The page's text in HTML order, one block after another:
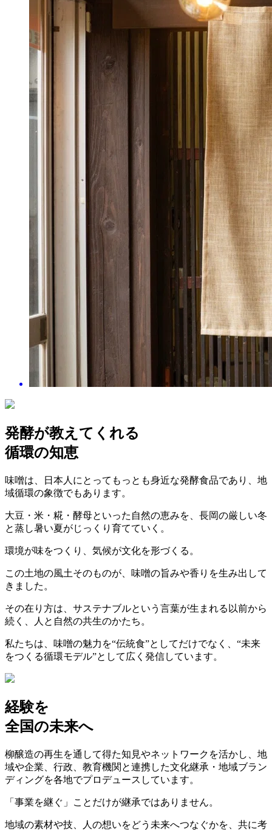
発酵が教えてくれる
循環の知恵
味噌は、日本人にとってもっとも身近な発酵食品であり、地
域循環の象徴でもあります。
大豆・米・糀・酵母といった自然の恵みを、長岡の厳しい冬
と蒸し暑い夏がじっくり育てていく。
環境が味をつくり、気候が文化を形づくる。
この土地の風土そのものが、味噌の旨みや香りを生み出して
きました。
その在り方は、サステナブルという言葉が生まれる以前から
続く、人と自然の共生のかたち。
私たちは、味噌の魅力を“伝統食”としてだけでなく、“未来
をつくる循環モデル”として広く発信しています。
経験を
全国の未来へ
柳醸造の再生を通して得た知見やネットワークを活かし、地
域や企業、行政、教育機関と連携した文化継承・地域ブラン
ディングを各地でプロデュースしています。
「事業を継ぐ」ことだけが継承ではありません。
地域の素材や技、人の想いをどう未来へつなぐかを、共に考